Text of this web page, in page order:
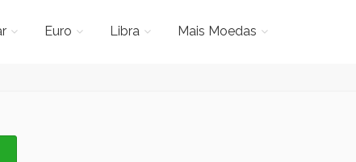
Euro Libra Mais Moedas